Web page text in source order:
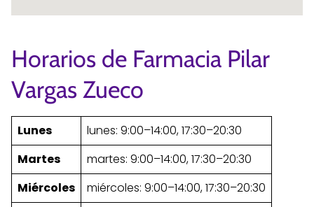
Horarios de Farmacia Pilar
Vargas Zueco
Lunes
lunes: 9:00–14:00, 17:30–20:30
Martes
martes: 9:00–14:00, 17:30–20:30
Miércoles
miércoles: 9:00–14:00, 17:30–20:30